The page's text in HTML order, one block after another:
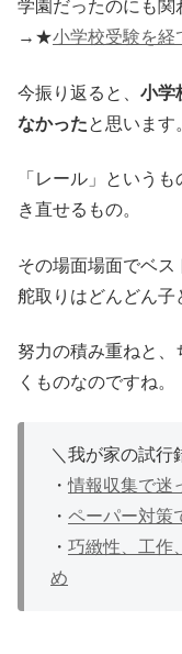
学園だったのにも関
→★小学校受験を経
今振り返ると、 小学
なかったと思います
「レール」という
き直せるもの。
その場面場面でベス
舵取りはどんどん子
努力の積み重ねと
くものなのですね。
＼我が家の試行
・情報収集で迷
・ ペーパー対策
・ 巧緻性、工作
め